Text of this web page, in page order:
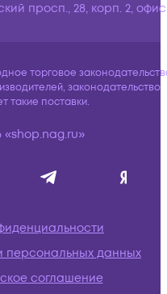
просп., 28, корп. 2,
торговое
законодательство
такие поставки.
«shop.nag.ru»
персональных данных
соглашение